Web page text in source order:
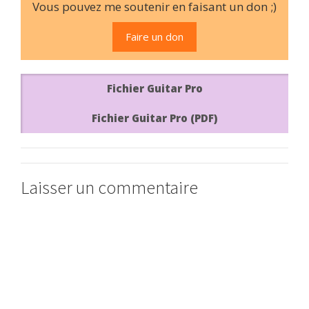
Vous pouvez me soutenir en faisant un don ;)
Faire un don
Fichier Guitar Pro
Fichier Guitar Pro (PDF)
Laisser un commentaire